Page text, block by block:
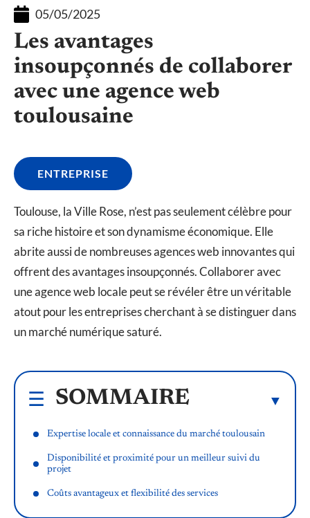
05/05/2025
Les avantages
insoupçonnés de collaborer
avec une agence web
toulousaine
ENTREPRISE
Toulouse, la Ville Rose, n’est pas seulement célèbre pour
sa riche histoire et son dynamisme économique. Elle
abrite aussi de nombreuses agences web innovantes qui
offrent des avantages insoupçonnés. Collaborer avec
une agence web locale peut se révéler être un véritable
atout pour les entreprises cherchant à se distinguer dans
un marché numérique saturé.
SOMMAIRE
Expertise locale et connaissance du marché toulousain
Disponibilité et proximité pour un meilleur suivi du
projet
Coûts avantageux et flexibilité des services